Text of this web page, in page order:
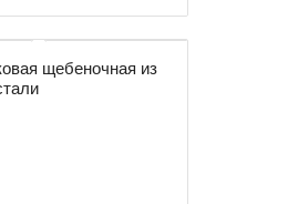
щебеночная из